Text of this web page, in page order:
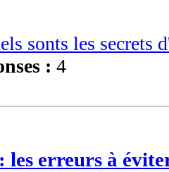
sonts les secrets
: 4
les erreurs à